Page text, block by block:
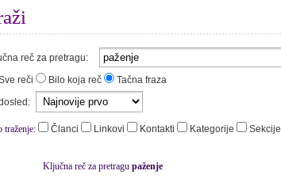
reč za pretragu:
reči
Bilo koja reč
Tačna fraza
traženje: Članci Linkovi Kontakti Kategorije Sekcije
Ključna reč za pretragu paženje